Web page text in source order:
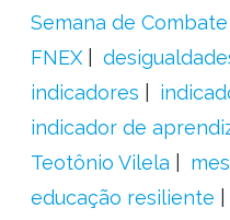
Semana de
FNEX
indicadores
indicador de
Teotônio Vilela
educação resiliente